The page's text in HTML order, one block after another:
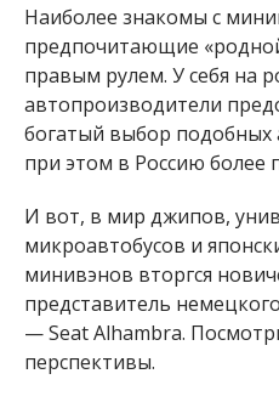
Наиболее знакомы с
предпочитающие
правым рулем. У себя на
автопроизводители
богатый выбор подобных
при этом в Россию более
И вот, в мир джипов,
микроавтобусов и
минивэнов вторгся
представитель
— Seat Alhambra.
перспективы.